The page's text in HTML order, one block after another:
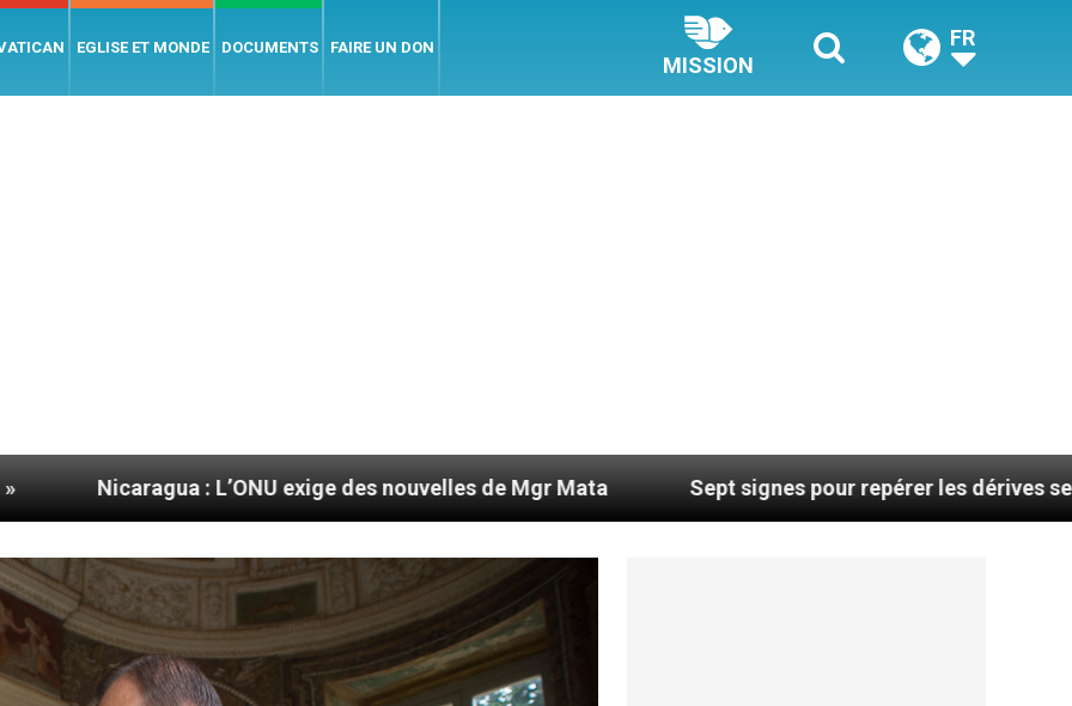
EGLISE ET MONDE DOCUMENTS FAIRE UN DON
MISSION
FR
: L’ONU exige des nouvelles de Mgr Mata Sept signes pour repérer les dérives sectaires du